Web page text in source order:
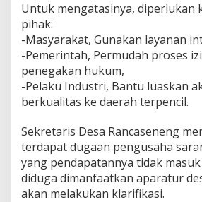
Untuk mengatasinya, diperlukan
pihak:
-Masyarakat, Gunakan layanan
-Pemerintah, Permudah proses
penegakan hukum,
-Pelaku Industri, Bantu luaskan
berkualitas ke daerah terpencil.
Sekretaris Desa Rancaseneng
terdapat dugaan pengusaha
yang pendapatannya tidak masuk
diduga dimanfaatkan aparatur
akan melakukan klarifikasi.